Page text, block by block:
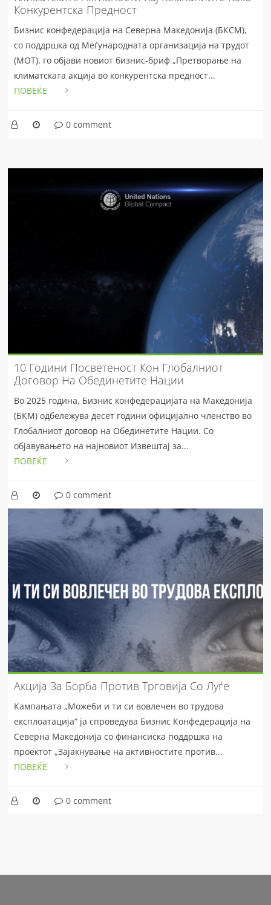
Конкурентска Предност
Бизнис конфедерација на Северна Македонија (БКСМ),
со поддршка од Меѓународната организација на трудот
(МОТ), го објави новиот бизнис-бриф „Претворање на
климатската акција во конкурентска предност...
ПОВЕЌЕ
0 comment
10 Години Посветеност Кон Глобалниот
Договор На Обединетите Нации
Во 2025 година, Бизнис конфедерацијата на Македонија
(БКМ) одбележува десет години официјално членство во
Глобалниот договор на Обединетите Нации. Со
објавувањето на најновиот Извештај за...
ПОВЕЌЕ
0 comment
Акција За Борба Против Трговија Со Луѓе
Кампањата „Можеби и ти си вовлечен во трудова
експлоатација“ ја спроведува Бизнис Конфедерација на
Северна Македонија со финансиска поддршка на
проектот „Зајакнување на активностите против...
ПОВЕЌЕ
0 comment